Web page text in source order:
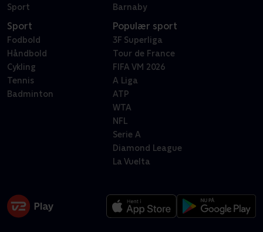
Sport
Barnaby
Sport
Fodbold
Håndbold
Cykling
Tennis
Badminton
Populær sport
3F Superliga
Tour de France
FIFA VM 2026
A Liga
ATP
WTA
NFL
Serie A
Diamond League
La Vuelta